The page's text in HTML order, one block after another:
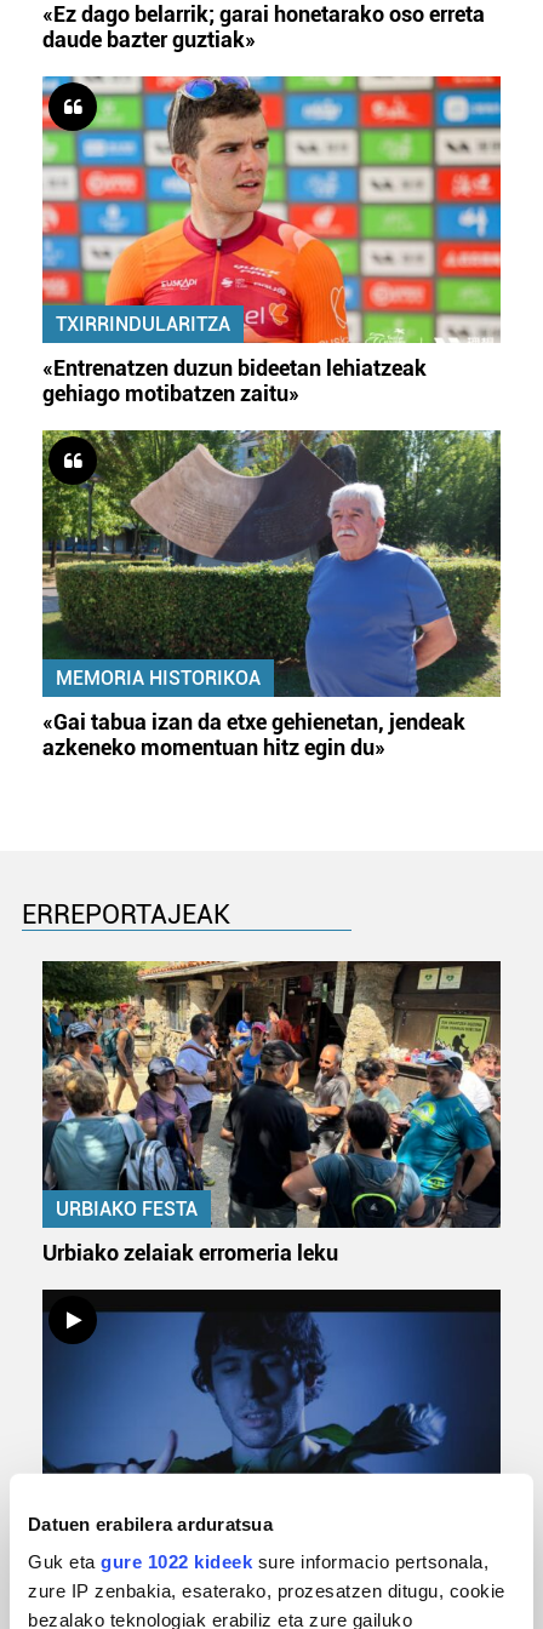
Datuen erabilera arduratsua
Guk eta gure 1022 kideek sure informacio pertsonala,
zure IP zenbakia, esaterako, prozesatzen ditugu, cookie
bezalako teknologiak erabiliz eta zure gailuko
«Ez dago belarrik; garai honetarako oso erreta
daude bazter guztiak»
TXIRRINDULARITZA
«Entrenatzen duzun bideetan lehiatzeak
gehiago motibatzen zaitu»
MEMORIA HISTORIKOA
«Gai tabua izan da etxe gehienetan, jendeak
azkeneko momentuan hitz egin du»
ERREPORTAJEAK
URBIAKO FESTA
Urbiako zelaiak erromeria leku
MUSIKA
Odik berria ezagutzeko aukera 'KimiK' eta
'Amaaaa!' abestiekin